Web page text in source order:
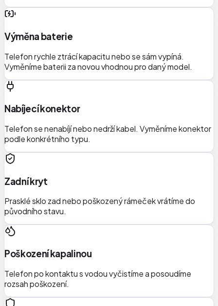
Výměna baterie
Telefon rychle ztrácí kapacitu nebo se sám vypíná.
Vyměníme baterii za novou vhodnou pro daný model.
Nabíjecí konektor
Telefon se nenabíjí nebo nedrží kabel. Vyměníme konektor
podle konkrétního typu.
Zadní kryt
Prasklé sklo zad nebo poškozený rámeček vrátíme do
původního stavu.
Poškození kapalinou
Telefon po kontaktu s vodou vyčistíme a posoudíme
rozsah poškození.